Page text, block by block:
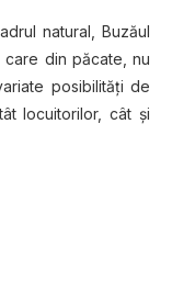
natural, Buzăul
care din păcate, nu
posibilităţi de
locuitorilor, cât şi